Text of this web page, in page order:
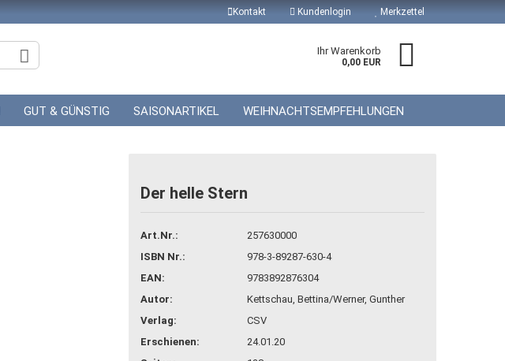
Kontakt Kundenlogin
Konto erstellen
Passwort vergessen?
Merkzettel
Ihr Warenkorb
0,00 EUR
GUT & GÜNSTIG SAISONARTIKEL WEIHNACHTSEMPFEHLUNGEN
Der helle Stern
Art.Nr.:
257630000
ISBN Nr.:
978-3-89287-630-4
EAN:
9783892876304
Autor:
Kettschau, Bettina/Werner, Gunther
Verlag:
CSV
Erschienen:
24.01.20